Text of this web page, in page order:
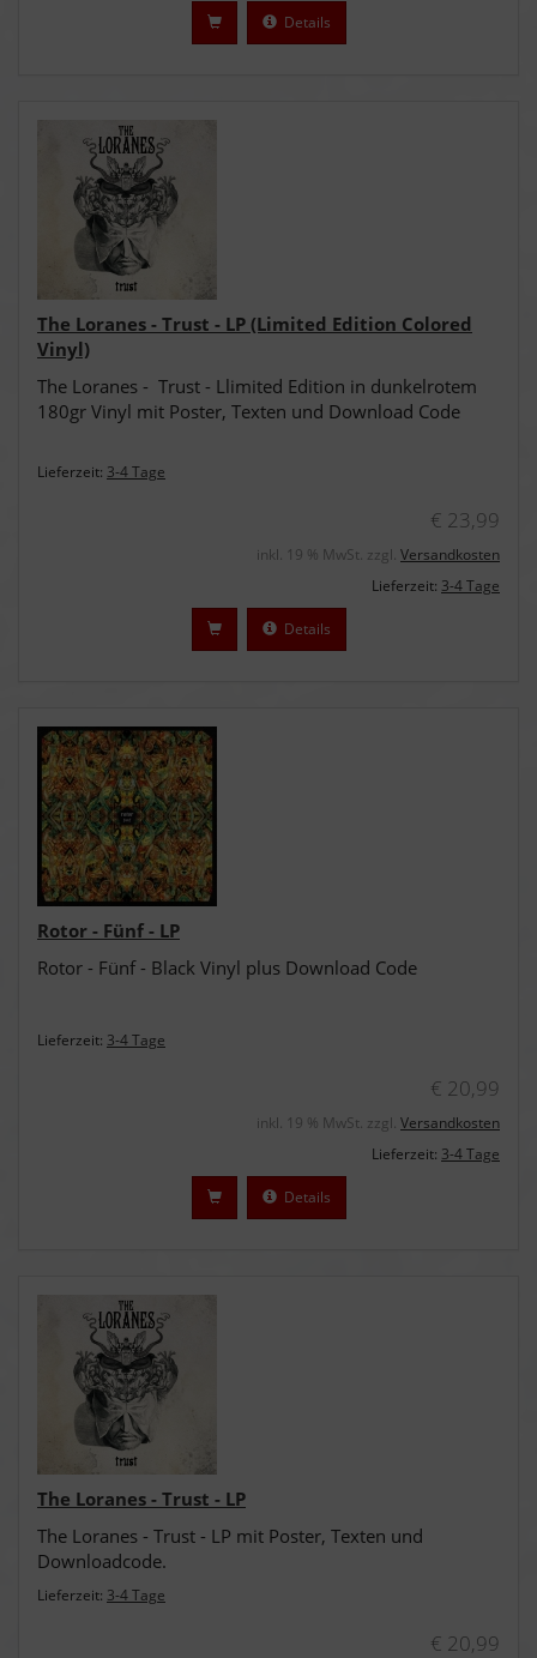
Details
The Loranes - Trust - LP (Limited Edition Colored
Vinyl)
The Loranes - Trust - Llimited Edition in dunkelrotem
180gr Vinyl mit Poster, Texten und Download Code
Lieferzeit: 3-4 Tage
€ 23,99
inkl. 19 % MwSt. zzgl. Versandkosten
Lieferzeit: 3-4 Tage
Details
Rotor - Fünf - LP
Rotor - Fünf - Black Vinyl plus Download Code
Lieferzeit: 3-4 Tage
€ 20,99
inkl. 19 % MwSt. zzgl. Versandkosten
Lieferzeit: 3-4 Tage
Details
The Loranes - Trust - LP
The Loranes - Trust - LP mit Poster, Texten und
Downloadcode.
Lieferzeit: 3-4 Tage
€ 20,99